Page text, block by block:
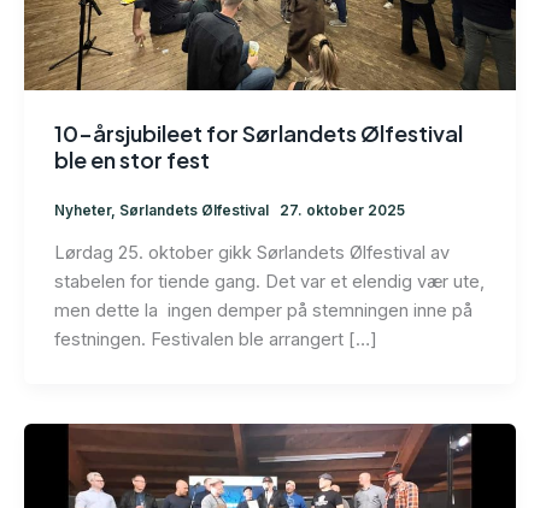
10-årsjubileet for Sørlandets Ølfestival
ble en stor fest
Nyheter, Sørlandets Ølfestival 27. oktober 2025
Lørdag 25. oktober gikk Sørlandets Ølfestival av
stabelen for tiende gang. Det var et elendig vær ute,
men dette la ingen demper på stemningen inne på
festningen. Festivalen ble arrangert […]